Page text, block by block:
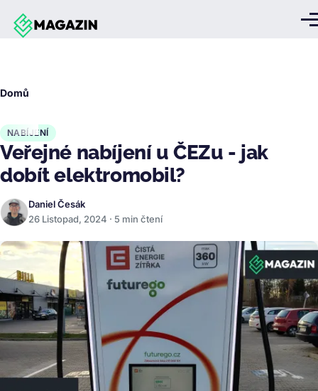
Přejít k hlavnímu obsahu
Domů
NABÍJENÍ
Veřejné nabíjení u ČEZu - jak
dobít elektromobil?
Daniel Česák
26 Listopad, 2024 · 5 min čtení